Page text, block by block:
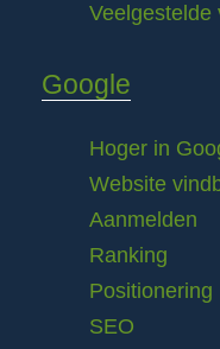
Veelgestelde
Google
Hoger in
Website
Aanmelden
Ranking
Positionering
SEO